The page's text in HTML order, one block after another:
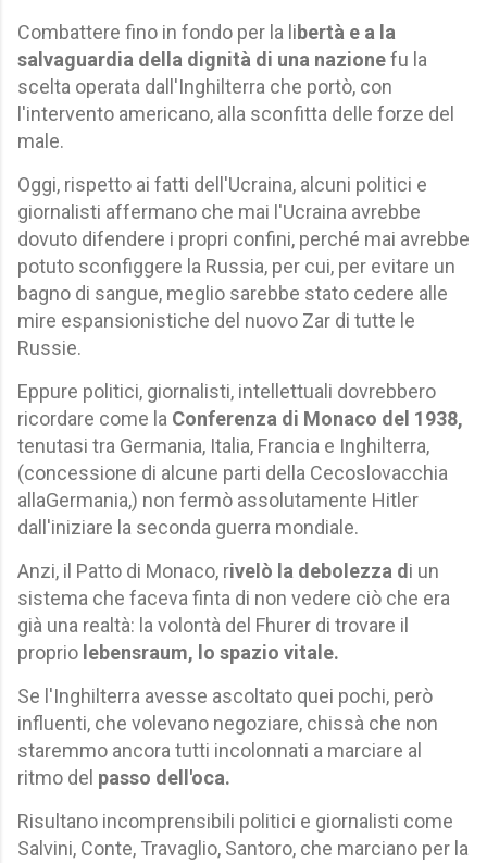
Combattere fino in fondo per la libertà e a la
salvaguardia della dignità di una nazionefu la
scelta operata dall'Inghilterra che portò, con
l'intervento americano, alla sconfitta delle forze del
male.
Oggi, rispetto ai fatti dell'Ucraina, alcuni politici e
giornalisti affermano che mai l'Ucraina avrebbe
dovuto difendere i propri confini, perché mai avrebbe
potuto sconfiggere la Russia, per cui, per evitare un
bagno di sangue, meglio sarebbe stato cedere alle
mire espansionistiche del nuovo Zar di tutte le
Russie.
Eppure politici, giornalisti, intellettuali dovrebbero
ricordare come la Conferenza di Monaco del 1938,
tenutasi tra Germania, Italia, Francia e Inghilterra,
(concessione di alcune parti della Cecoslovacchia
allaGermania,) non fermò assolutamente Hitler
dall'iniziare la seconda guerra mondiale.
Anzi, il Patto di Monaco, rivelò la debolezza di un
sistema che faceva finta di non vedere ciò che era
già una realtà: la volontà del Fhurer di trovare il
proprio lebensraum, lo spazio vitale.
Se l'Inghilterra avesse ascoltato quei pochi, però
influenti, che volevano negoziare, chissà che non
staremmo ancora tutti incolonnati a marciare al
ritmo del passo dell'oca.
Risultano incomprensibili politici e giornalisti come
Salvini, Conte, Travaglio, Santoro, che marciano per la